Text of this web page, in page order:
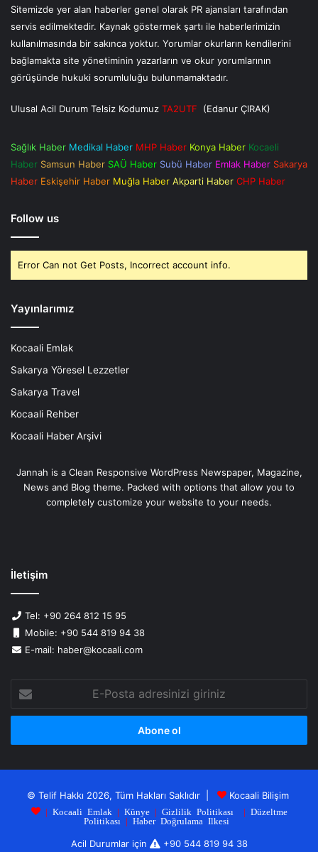
Sitemizde yer alan haberler genel olarak PR ajansları tarafından
servis edilmektedir. Kaynak göstermek şartı ile haberlerimizin
kullanılmasında bir sakınca yoktur. Yorumlar okurların kendilerini
bağlamakta site yönetiminin yazarların ve okur yorumlarının
görüşünde hukuki sorumluluğu bulunmamaktadır.
Ulusal Acil Durum Telsiz Kodumuz TA2UTF (Edanur ÇIRAK)
Sağlık Haber Medikal Haber MHP Haber Konya Haber Kocaeli
Haber Samsun Haber SAÜ Haber Subü Haber Emlak Haber Sakarya
Haber Eskişehir Haber Muğla Haber Akparti Haber CHP Haber
Follow us
Error Can not Get Posts, Incorrect account info.
Yayınlarımız
Kocaali Emlak
Sakarya Yöresel Lezzetler
Sakarya Travel
Kocaali Rehber
Kocaali Haber Arşivi
Jannah is a Clean Responsive WordPress Newspaper, Magazine,
News and Blog theme. Packed with options that allow you to
completely customize your website to your needs.
İletişim
Tel: +90 264 812 15 95
Mobile: +90 544 819 94 38
E-mail: haber@kocaali.com
Posta
adresinizi
© Telif Hakkı 2026, Tüm Hakları Saklıdır | Kocaali Bilişim
| Kocaali Emlak | Künye| Gizlilik Politikası | Düzeltme
Politikası | Haber Doğrulama Ilkesi
Acil Durumlar için +90 544 819 94 38